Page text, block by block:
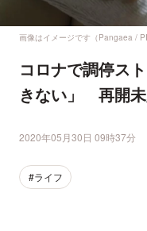
画像はイメージです（Pangaea /
コロナで調停ス
きない」 再開未
2020年05月30日 09時37分
#ライフ